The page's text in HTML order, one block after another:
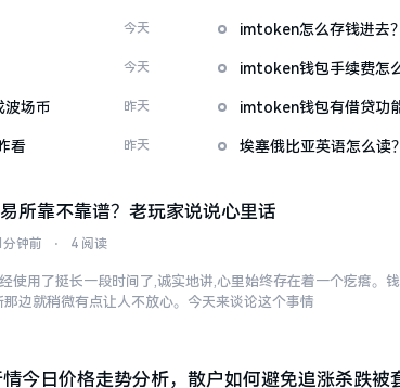
今天
今天
波场币 昨天
看 昨天
imtoken怎么存钱进去
imtoken钱包手续费怎
imtoken钱包有借贷功
埃塞俄比亚英语怎么读
所靠不靠谱？老玩家说说心里话
分钟前 ⋅ 4 阅读
使用了挺长一段时间了,诚实地讲,心里始终存在着一个疙瘩。
边就稍微有点让人不放心。今天来谈论这个事情
今日价格走势分析，散户如何避免追涨杀跌被